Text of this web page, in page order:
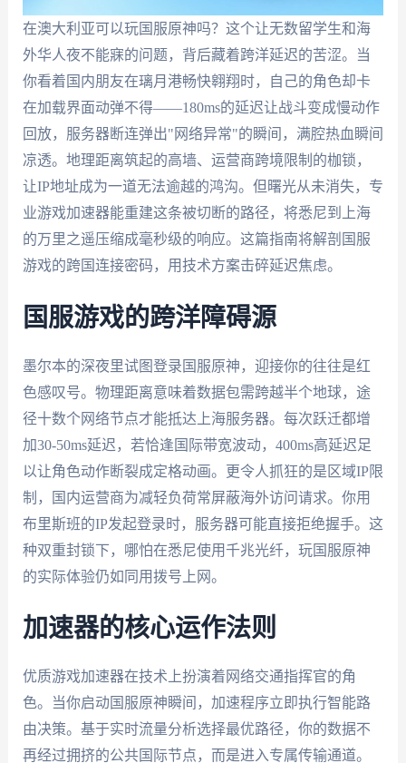
在澳大利亚可以玩国服原神吗？这个让无数留学生和海
外华人夜不能寐的问题，背后藏着跨洋延迟的苦涩。当
你看着国内朋友在璃月港畅快翱翔时，自己的角色却卡
在加载界面动弹不得——180ms的延迟让战斗变成慢动作
回放，服务器断连弹出"网络异常"的瞬间，满腔热血瞬间
凉透。地理距离筑起的高墙、运营商跨境限制的枷锁，
让IP地址成为一道无法逾越的鸿沟。但曙光从未消失，专
业游戏加速器能重建这条被切断的路径，将悉尼到上海
的万里之遥压缩成毫秒级的响应。这篇指南将解剖国服
游戏的跨国连接密码，用技术方案击碎延迟焦虑。
国服游戏的跨洋障碍源
墨尔本的深夜里试图登录国服原神，迎接你的往往是红
色感叹号。物理距离意味着数据包需跨越半个地球，途
径十数个网络节点才能抵达上海服务器。每次跃迁都增
加30-50ms延迟，若恰逢国际带宽波动，400ms高延迟足
以让角色动作断裂成定格动画。更令人抓狂的是区域IP限
制，国内运营商为减轻负荷常屏蔽海外访问请求。你用
布里斯班的IP发起登录时，服务器可能直接拒绝握手。这
种双重封锁下，哪怕在悉尼使用千兆光纤，玩国服原神
的实际体验仍如同用拨号上网。
加速器的核心运作法则
优质游戏加速器在技术上扮演着网络交通指挥官的角
色。当你启动国服原神瞬间，加速程序立即执行智能路
由决策。基于实时流量分析选择最优路径，你的数据不
再经过拥挤的公共国际节点，而是进入专属传输通道。